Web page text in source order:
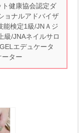
健康協会認定ダ
ョナルアドバイザ
能検定1級/JNＡジ
級/JNAネイルサロ
エデュケータ
ーター